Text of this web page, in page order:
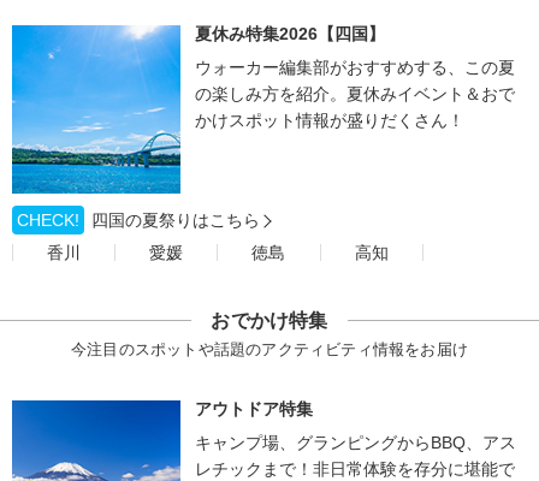
夏休み特集2026【四国】
ウォーカー編集部がおすすめする、この夏
の楽しみ方を紹介。夏休みイベント＆おで
かけスポット情報が盛りだくさん！
CHECK!
四国の夏祭りはこちら
香川
愛媛 徳島 高知
おでかけ特集
今注目のスポットや話題のアクティビティ情報をお届け
アウトドア特集
キャンプ場、グランピングからBBQ、アス
レチックまで！非日常体験を存分に堪能で